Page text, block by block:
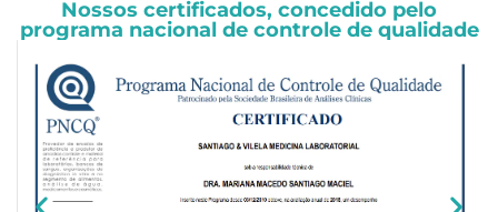
Nossos certificados, concedido pelo
programa nacional de controle de qualidade